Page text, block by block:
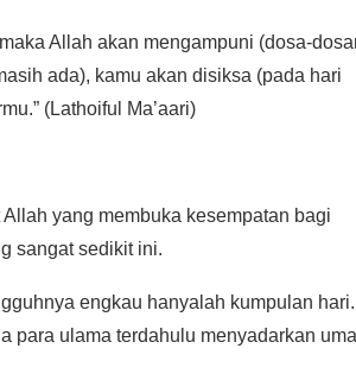
Allah akan mengampuni (dosa-
ada), kamu akan disiksa (pada hari
(Lathoiful Ma’aari)
yang membuka kesempatan bagi
sangat sedikit ini.
engkau hanyalah kumpulan hari.
para ulama terdahulu menyadarkan